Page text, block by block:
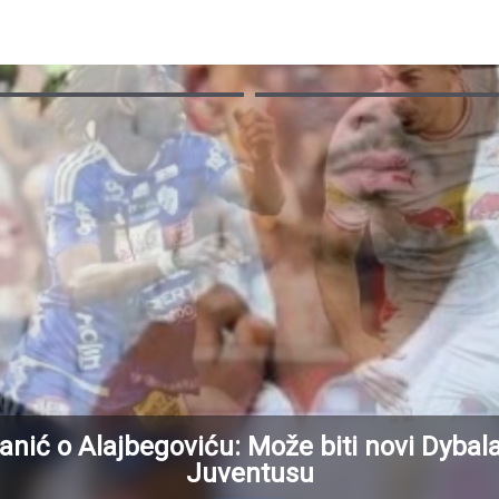
o Alajbegoviću: Može biti novi
Juventusu